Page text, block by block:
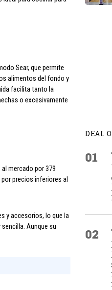
Sear, que permite
alimentos del fondo y
facilita tanto la
o excesivamente
mercado por 379
precios inferiores al
y accesorios, lo que la
Aunque su
DEAL
01
02